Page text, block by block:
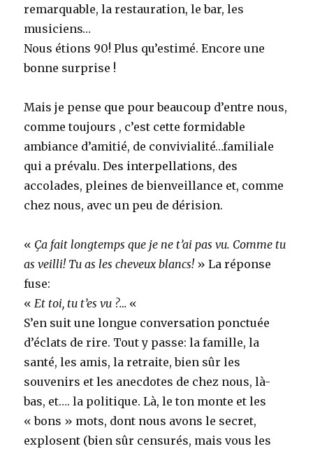
remarquable, la restauration, le bar, les
musiciens…
Nous étions 90! Plus qu’estimé. Encore une
bonne surprise !
Mais je pense que pour beaucoup d’entre nous,
comme toujours , c’est cette formidable
ambiance d’amitié, de convivialité…familiale
qui a prévalu. Des interpellations, des
accolades, pleines de bienveillance et, comme
chez nous, avec un peu de dérision.
« Ça fait longtemps que je ne t’ai pas vu. Comme tu
as veilli! Tu as les cheveux blancs!» La réponse
fuse:
« Et toi, tu t’es vu ?… «
S’en suit une longue conversation ponctuée
d’éclats de rire. Tout y passe: la famille, la
santé, les amis, la retraite, bien sûr les
souvenirs et les anecdotes de chez nous, là-
bas, et…. la politique. Là, le ton monte et les
« bons » mots, dont nous avons le secret,
explosent (bien sûr censurés, mais vous les